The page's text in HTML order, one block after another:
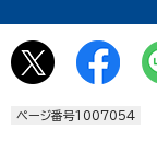
ページ番号1007054